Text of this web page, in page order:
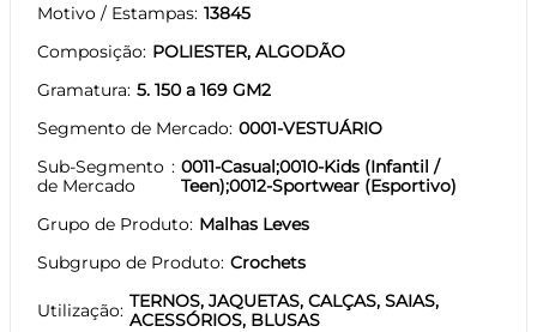
Motivo / Estampas 13845
Composição POLIESTER, ALGODÃO
Gramatura 5. 150 a 169 GM2
Segmento de Mercado 0001-VESTUÁRIO
Sub-Segmento
de Mercado
0011-Casual;0010-Kids (Infantil /
Teen);0012-Sportwear (Esportivo)
Grupo de Produto Malhas Leves
Subgrupo de Produto Crochets
Utilização TERNOS, JAQUETAS, CALÇAS, SAIAS,
ACESSÓRIOS, BLUSAS